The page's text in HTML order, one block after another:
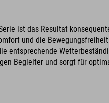
ist das Resultat
und die
entsprechende
Begleiter und sorgt für